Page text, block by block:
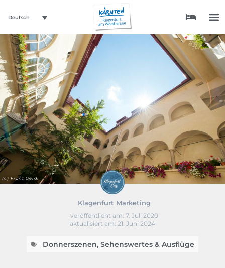
Deutsch
Klagenfurt Marketing
veröffentlicht am: 7. Juli 2020
aktualisiert am: 21. Juni 2024
Donnerszenen, Sehenswertes & Ausflüge
(c) Franz Gerdl